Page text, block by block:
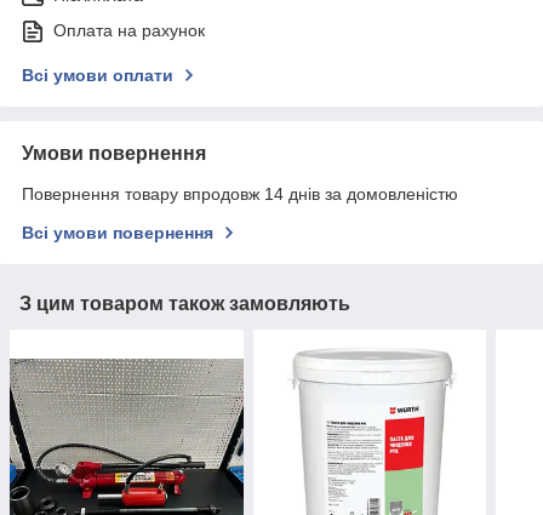
Оплата на рахунок
Всі умови оплати
Умови повернення
Повернення товару впродовж 14 днів за домовленістю
Всі умови повернення
З цим товаром також замовляють